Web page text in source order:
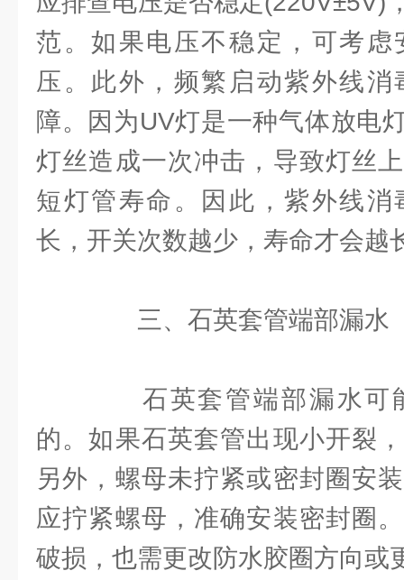
范。如果电压不稳定，可考虑
压。此外，频繁启动紫外线
障。因为UV灯是一种气体放电
灯丝造成一次冲击，导致灯丝
短灯管寿命。因此，紫外线
长，开关次数越少，寿命才会越
三、石英套管端部漏水
石英套管端部漏水可
的。如果石英套管出现小开裂
另外，螺母未拧紧或密封圈安
应拧紧螺母，准确安装密封圈
破损，也需更改防水胶圈方向或